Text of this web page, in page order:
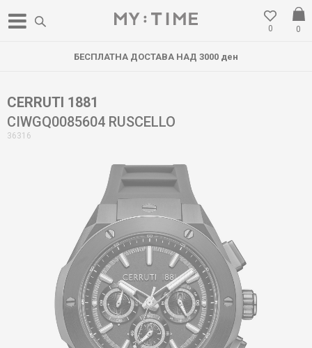
0
0
БЕСПЛАТНА ДОСТАВА НАД 3000 ден
CERRUTI 1881
CIWGQ0085604 RUSCELLO
36316